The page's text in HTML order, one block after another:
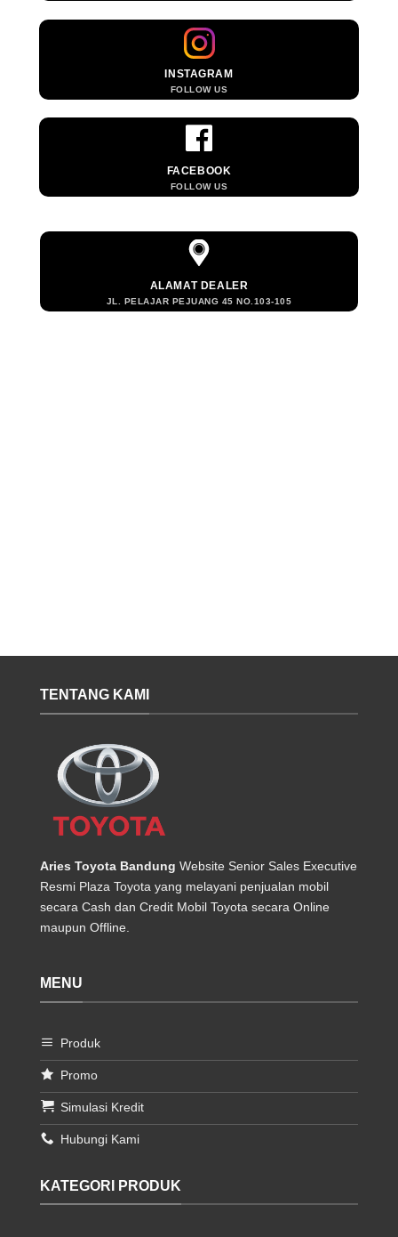
INSTAGRAM
FOLLOW US
FACEBOOK
FOLLOW US
ALAMAT DEALER
JL. PELAJAR PEJUANG 45 NO.103-105
TENTANG KAMI
Aries Toyota Bandung Website Senior Sales Executive
Resmi Plaza Toyota yang melayani penjualan mobil
secara Cash dan Credit Mobil Toyota secara Online
maupun Offline.
MENU
Produk
Promo
Simulasi Kredit
Hubungi Kami
KATEGORI PRODUK